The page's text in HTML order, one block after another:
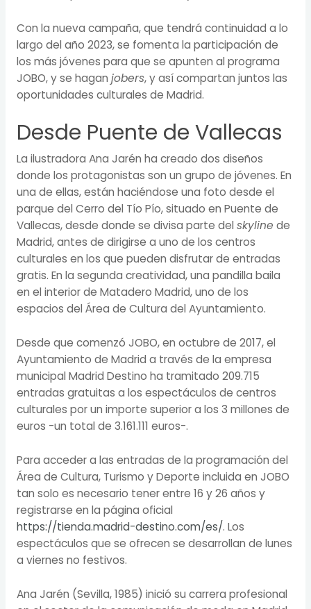
Con la nueva campaña, que tendrá continuidad a lo
largo del año 2023, se fomenta la participación de
los más jóvenes para que se apunten al programa
JOBO, y se hagan jobers, y así compartan juntos las
oportunidades culturales de Madrid.
Desde Puente de Vallecas
La ilustradora Ana Jarén ha creado dos diseños
donde los protagonistas son un grupo de jóvenes. En
una de ellas, están haciéndose una foto desde el
parque del Cerro del Tío Pío, situado en Puente de
Vallecas, desde donde se divisa parte del skyline de
Madrid, antes de dirigirse a uno de los centros
culturales en los que pueden disfrutar de entradas
gratis. En la segunda creatividad, una pandilla baila
en el interior de Matadero Madrid, uno de los
espacios del Área de Cultura del Ayuntamiento.
Desde que comenzó JOBO, en octubre de 2017, el
Ayuntamiento de Madrid a través de la empresa
municipal Madrid Destino ha tramitado 209.715
entradas gratuitas a los espectáculos de centros
culturales por un importe superior a los 3 millones de
euros -un total de 3.161.111 euros-.
Para acceder a las entradas de la programación del
Área de Cultura, Turismo y Deporte incluida en JOBO
tan solo es necesario tener entre 16 y 26 años y
registrarse en la página oficial
https://tienda.madrid-destino.com/es/. Los
espectáculos que se ofrecen se desarrollan de lunes
a viernes no festivos.
Ana Jarén (Sevilla, 1985) inició su carrera profesional